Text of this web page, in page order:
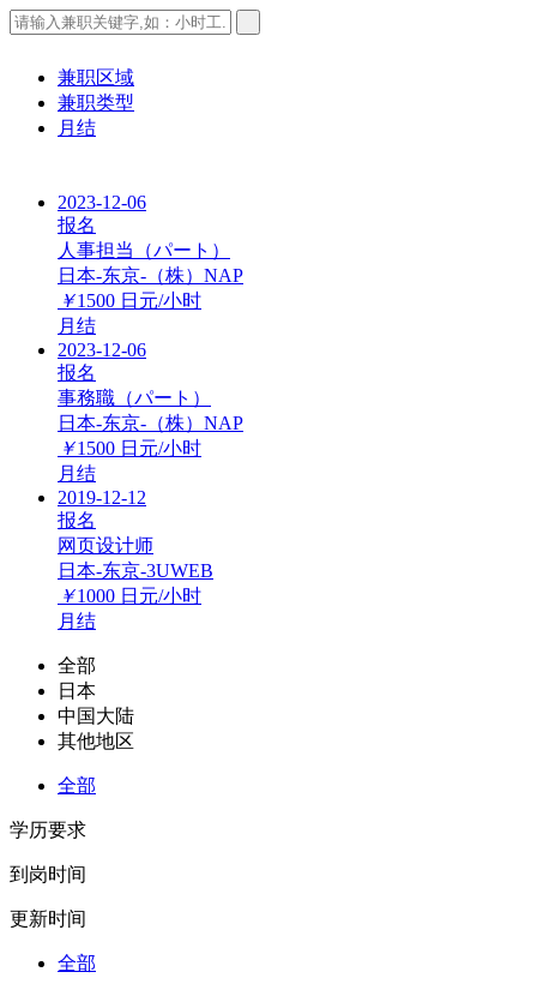
兼职区域
兼职类型
月结
2023-12-06
报名
人事担当（パート）
日本-东京-（株）NAP
￥1500 日元/小时
月结
2023-12-06
报名
事務職（パート）
日本-东京-（株）NAP
￥1500 日元/小时
月结
2019-12-12
报名
网页设计师
日本-东京-3UWEB
￥1000 日元/小时
月结
全部
日本
中国大陆
其他地区
全部
学历要求
到岗时间
更新时间
全部